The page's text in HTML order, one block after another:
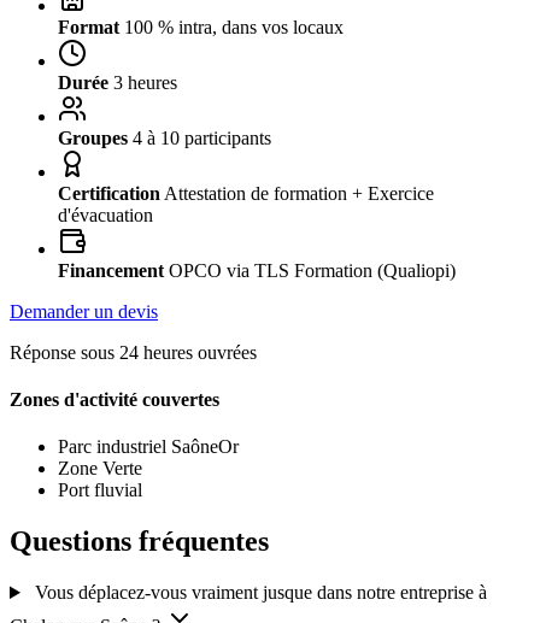
Format 100 % intra, dans vos locaux
Durée 3 heures
Groupes 4 à 10 participants
Certification Attestation de formation + Exercice
d'évacuation
Financement OPCO via TLS Formation (Qualiopi)
Demander un devis
Réponse sous 24 heures ouvrées
Zones d'activité couvertes
Parc industriel SaôneOr
Zone Verte
Port fluvial
Questions fréquentes
Vous déplacez-vous vraiment jusque dans notre entreprise à